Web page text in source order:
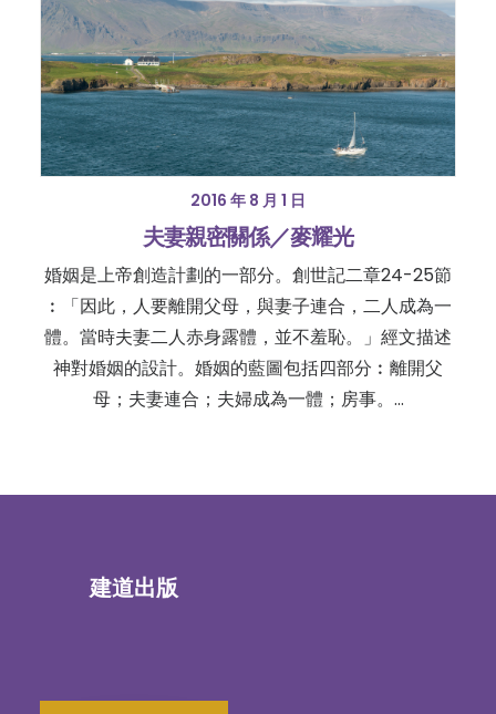
2016 年 8 月 1 日
夫妻親密關係／麥耀光
婚姻是上帝創造計劃的一部分。創世記二章24-25節
︰「因此，人要離開父母，與妻子連合，二人成為一
體。當時夫妻二人赤身露體，並不羞恥。」經文描述
神對婚姻的設計。婚姻的藍圖包括四部分︰離開父
母；夫妻連合；夫婦成為一體；房事。…
建道出版